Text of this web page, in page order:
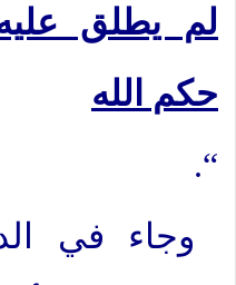
لم يطلق
حكم الله
“.
وجاء في